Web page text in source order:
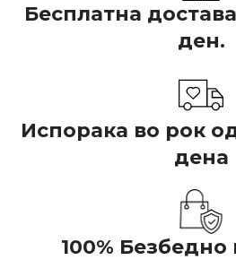
Бесплатна
ден.
Испорака во рок
дена
100%